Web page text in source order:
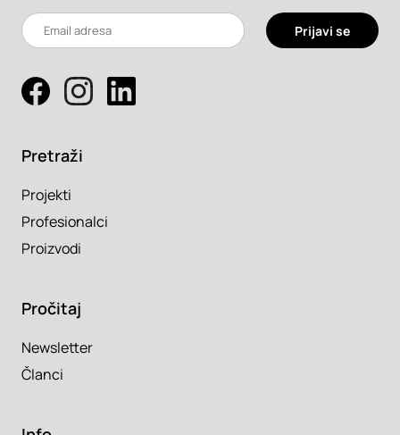
Prijavi se
Pretraži
Projekti
Profesionalci
Proizvodi
Pročitaj
Newsletter
Članci